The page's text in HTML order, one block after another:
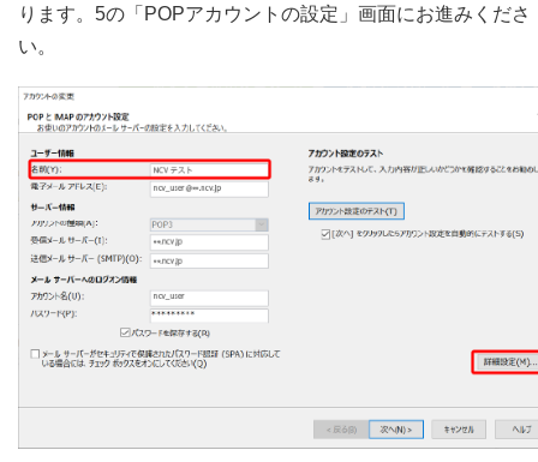
ります。5の「POPアカウントの設定」画面にお進みくださ
い。